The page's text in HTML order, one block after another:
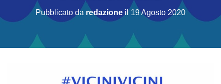
O
T
Pubblicato da redazione il 19 Agosto 2020